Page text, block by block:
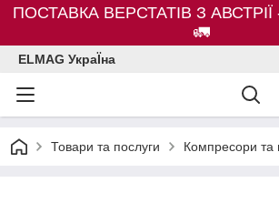
ПОСТАВКА ВЕРСТАТІВ З АВСТРІЇ
🚛
ELMAG УкраЇна
Товари та послуги Компресори та